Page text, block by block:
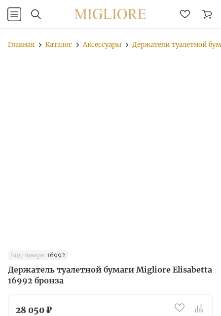
Главная Каталог Аксессуары Держатели туалетной
Код товара: 16992
Держатель туалетной бумаги Migliore Elisabetta
16992 бронза
28 050 ₽